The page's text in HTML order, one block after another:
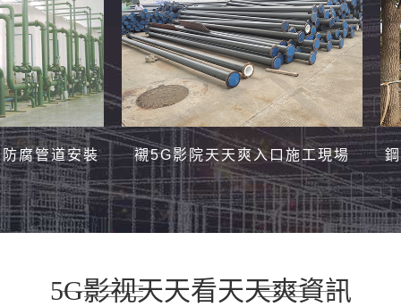
腐管道安裝 襯5G影院天天爽入口施工現場 鋼
5G影视天天看天天爽資訊